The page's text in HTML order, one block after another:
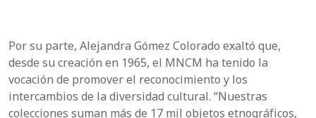
Por su parte, Alejandra Gómez Colorado exaltó que,
desde su creación en 1965, el MNCM ha tenido la
vocación de promover el reconocimiento y los
intercambios de la diversidad cultural. “Nuestras
colecciones suman más de 17 mil objetos etnográficos,